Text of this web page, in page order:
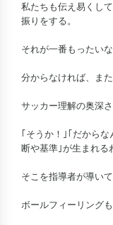
私たちも伝え易くし
振りをする。
それが一番もったい
分からなければ、ま
サッカー理解の奥深
｢そうか！｣｢だから
断や基準｣が生まれる
そこを指導者が導い
ボールフィーリング